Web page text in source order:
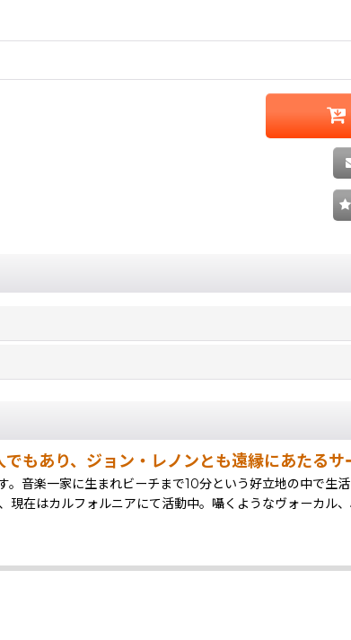
もあり、ジョン・レノンとも遠縁にあたる
。音楽一家に生まれビーチまで10分という好立地の中で生
現在はカルフォルニアにて活動中。囁くようなヴォーカル